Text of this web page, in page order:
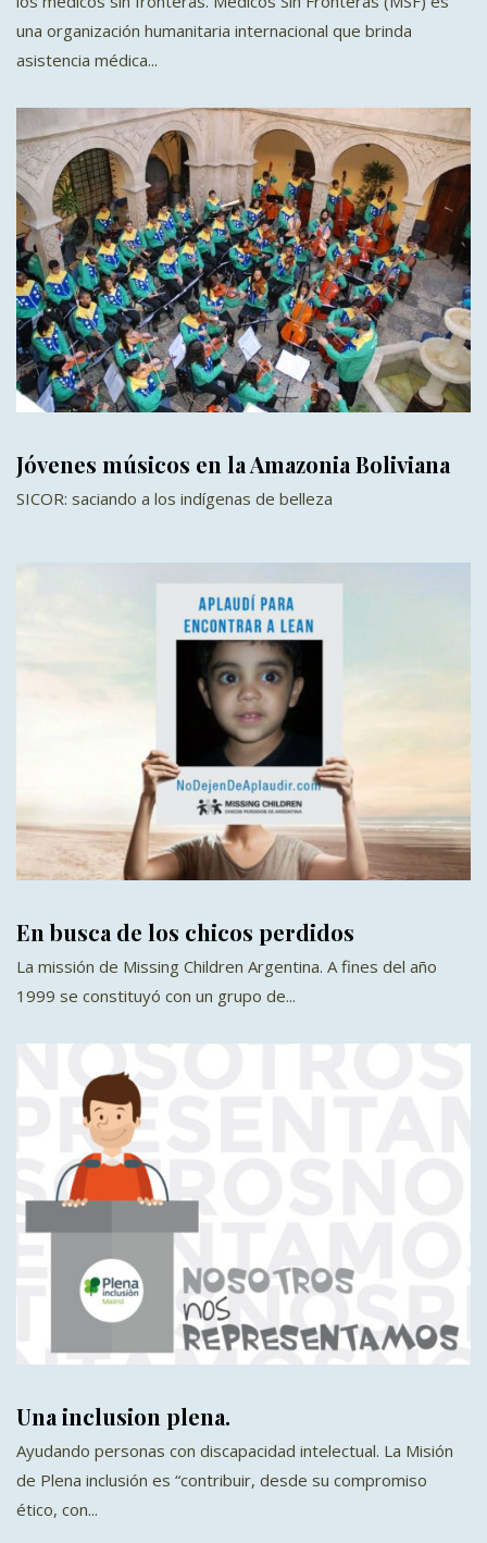
una organización humanitaria internacional que brinda
asistencia médica...
Jóvenes músicos en la Amazonia Boliviana
SICOR: saciando a los indígenas de belleza
En busca de los chicos perdidos
La missión de Missing Children Argentina. A fines del año
1999 se constituyó con un grupo de...
Una inclusion plena.
Ayudando personas con discapacidad intelectual. La Misión
de Plena inclusión es “contribuir, desde su compromiso
ético, con...